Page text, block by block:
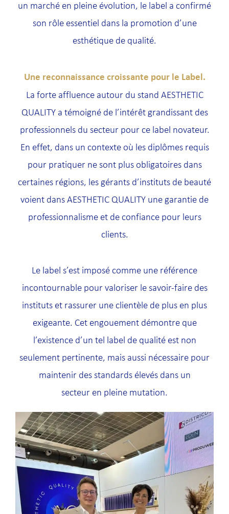
un marché en pleine évolution, le label a confirmé
son rôle essentiel dans la promotion d’une
esthétique de qualité.
Une reconnaissance croissante pour le Label.
La forte affluence autour du stand AESTHETIC
QUALITY a témoigné de l’intérêt grandissant des
professionnels du secteur pour ce label novateur.
En effet, dans un contexte où les diplômes requis
pour pratiquer ne sont plus obligatoires dans
certaines régions, les gérants d’instituts de beauté
voient dans AESTHETIC QUALITY une garantie de
professionnalisme et de confiance pour leurs
clients.
Le label s’est imposé comme une référence
incontournable pour valoriser le savoir-faire des
instituts et rassurer une clientèle de plus en plus
exigeante. Cet engouement démontre que
l’existence d’un tel label de qualité est non
seulement pertinente, mais aussi nécessaire pour
maintenir des standards élevés dans un
secteur en pleine mutation.